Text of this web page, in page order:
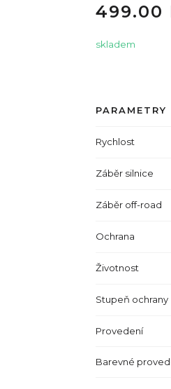
499.00
skladem
PARAMETRY
Rychlost
Záběr silnice
Záběr off-road
Ochrana
Životnost
Stupeň ochrany
Provedení
Barevné